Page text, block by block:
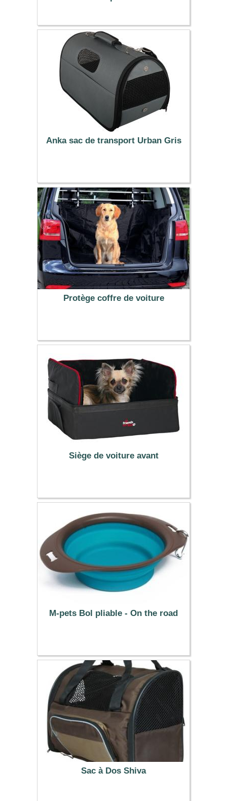
5.90 €
Anka sac de transport Urban Gris
18.99 €
Protège coffre de voiture
29.99 €
Siège de voiture avant
42.99 €
M-pets Bol pliable - On the road
10.99 €
Sac à Dos Shiva